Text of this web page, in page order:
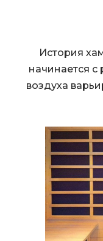
История
начинается с
воздуха